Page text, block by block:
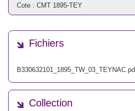
Cote : CMT 1895-TEY
Fichiers
Collection